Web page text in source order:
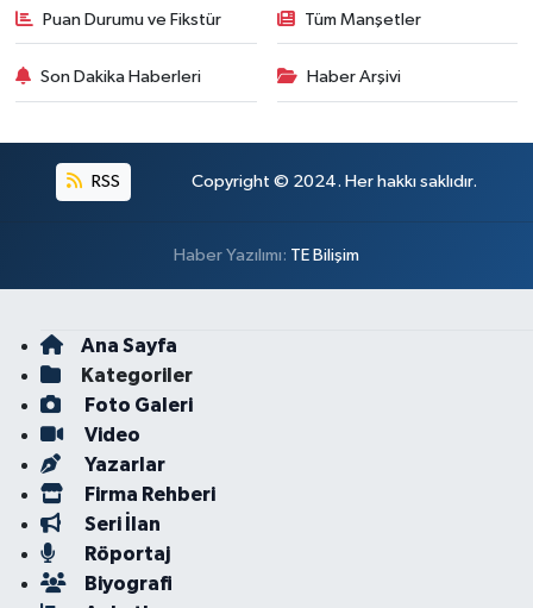
Puan Durumu ve Fikstür Tüm Manşetler
Son Dakika Haberleri Haber Arşivi
RSS Copyright © 2024. Her hakkı saklıdır.
Haber Yazılımı: TE Bilişim
Ana Sayfa
Kategoriler
Foto Galeri
Video
Yazarlar
Firma Rehberi
Seri İlan
Röportaj
Biyografi